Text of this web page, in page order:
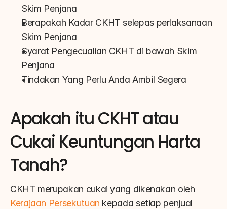
Skim Penjana
Berapakah Kadar CKHT selepas perlaksanaan
Skim Penjana
Syarat Pengecualian CKHT di bawah Skim
Penjana
Tindakan Yang Perlu Anda Ambil Segera
Apakah itu CKHT atau
Cukai Keuntungan Harta
Tanah?
Kerajaan Persekutuan kepada setiap penjual